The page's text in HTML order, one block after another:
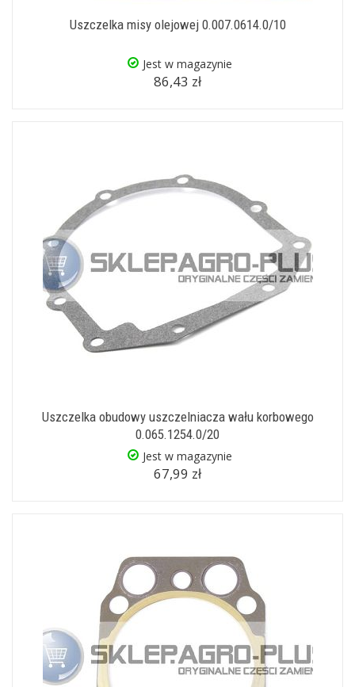
Uszczelka misy olejowej 0.007.0614.0/10
Jest w magazynie
86,43 zł
Uszczelka obudowy uszczelniacza wału korbowego
0.065.1254.0/20
Jest w magazynie
67,99 zł